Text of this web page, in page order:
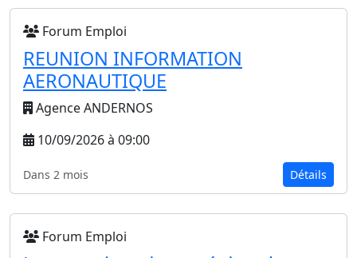
Forum Emploi
REUNION INFORMATION
AERONAUTIQUE
Agence ANDERNOS
10/09/2026 à 09:00
Dans 2 mois Détails
Forum Emploi